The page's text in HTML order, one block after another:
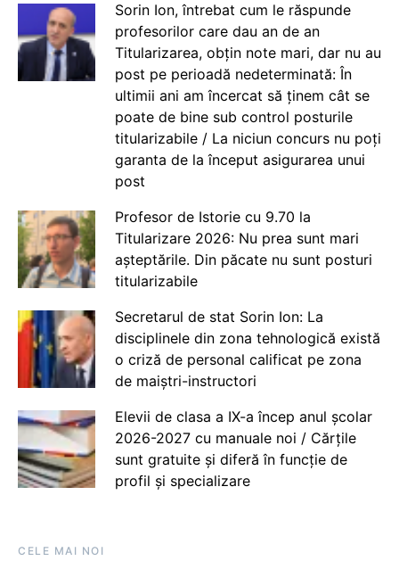
Sorin Ion, întrebat cum le răspunde
profesorilor care dau an de an
Titularizarea, obțin note mari, dar nu au
post pe perioadă nedeterminată: În
ultimii ani am încercat să ținem cât se
poate de bine sub control posturile
titularizabile / La niciun concurs nu poți
garanta de la început asigurarea unui
post
Profesor de Istorie cu 9.70 la
Titularizare 2026: Nu prea sunt mari
așteptările. Din păcate nu sunt posturi
titularizabile
Secretarul de stat Sorin Ion: La
disciplinele din zona tehnologică există
o criză de personal calificat pe zona
de maiștri-instructori
Elevii de clasa a IX-a încep anul școlar
2026-2027 cu manuale noi / Cărțile
sunt gratuite și diferă în funcție de
profil și specializare
CELE MAI NOI